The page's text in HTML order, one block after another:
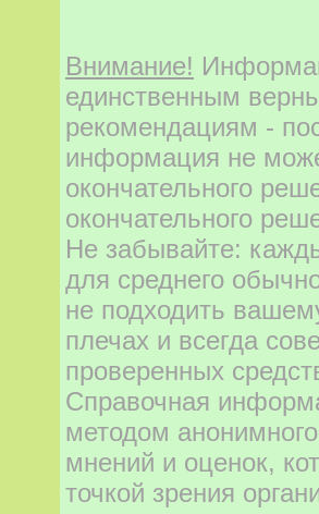
Внимание!
единственным
рекомендациям -
информация не
окончательного
окончательного
Не забывайте:
для среднего
не подходить
плечах и всегда
проверенных
Справочная
методом
мнений и оценок,
точкой зрения